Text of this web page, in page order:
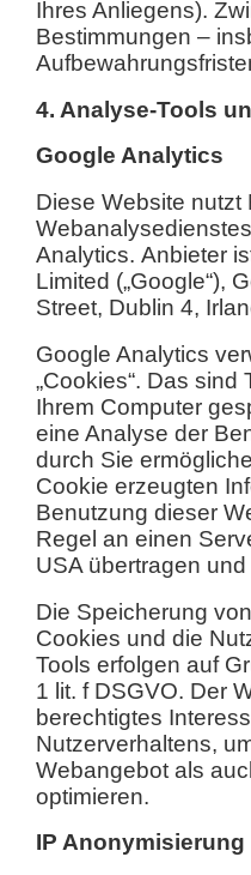
Ihres Anliegens).
Bestimmungen –
4. Analyse-Tools
Google Analytics
Diese Website nutzt
Analytics. Anbieter
Limited („Google“),
Street, Dublin 4,
Google Analytics
„Cookies“. Das sind
Ihrem Computer
eine Analyse der
durch Sie
Cookie erzeugten
Benutzung dieser
Regel an einen
USA übertragen
Die Speicherung
Cookies und die
Tools erfolgen auf
1 lit. f DSGVO. Der
berechtigtes
Nutzerverhaltens,
Webangebot als
optimieren.
IP Anonymisierung